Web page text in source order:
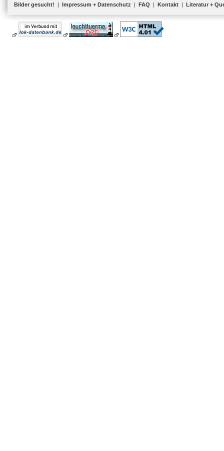
Bilder gesucht! | Impressum + Datenschutz | FAQ | Kontakt | Literatur +